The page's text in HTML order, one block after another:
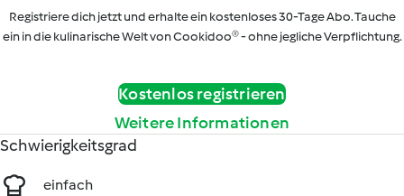
Registriere dich jetzt und erhalte ein kostenloses 30-Tage Abo. Tauche
ein in die kulinarische Welt von Cookidoo® - ohne jegliche Verpflichtung.
Kostenlos registrieren
Weitere Informationen
Schwierigkeitsgrad
einfach